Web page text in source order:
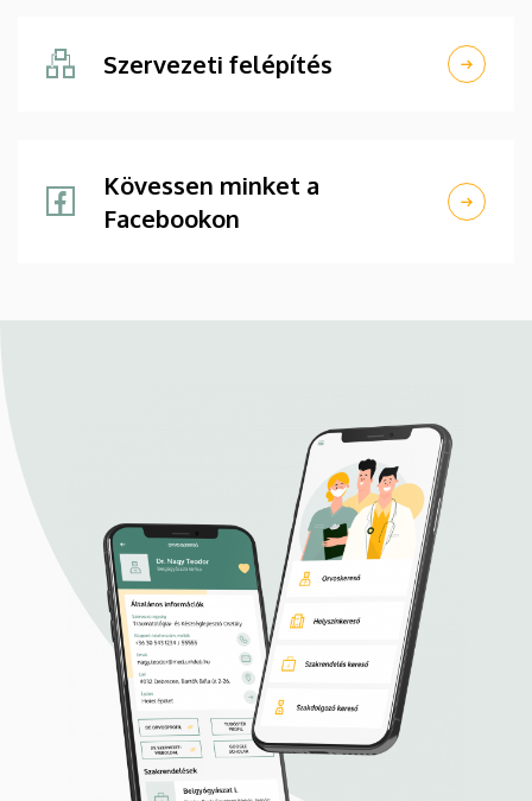
Szervezeti felépítés
Kövessen minket a
Facebookon